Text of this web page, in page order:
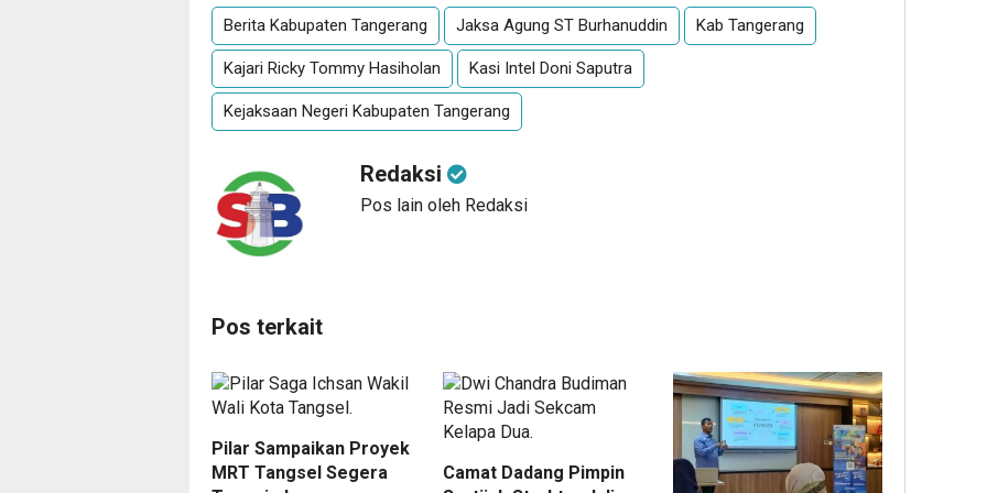
Berita Kabupaten Tangerang Jaksa Agung ST Burhanuddin Kab Tangerang
Kajari Ricky Tommy Hasiholan Kasi Intel Doni Saputra
Kejaksaan Negeri Kabupaten Tangerang
Redaksi
Pos lain oleh Redaksi
Pos terkait
Pilar Sampaikan Proyek
MRT Tangsel Segera
Camat Dadang Pimpin